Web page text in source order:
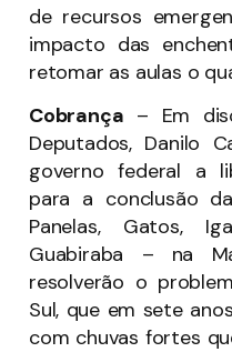
de recursos
impacto das
retomar as aulas o
Cobrança – Em
Deputados, Danilo
governo federal a
para a conclusão
Panelas, Gatos,
Guabiraba – na
resolverão o
Sul, que em sete
com chuvas fortes